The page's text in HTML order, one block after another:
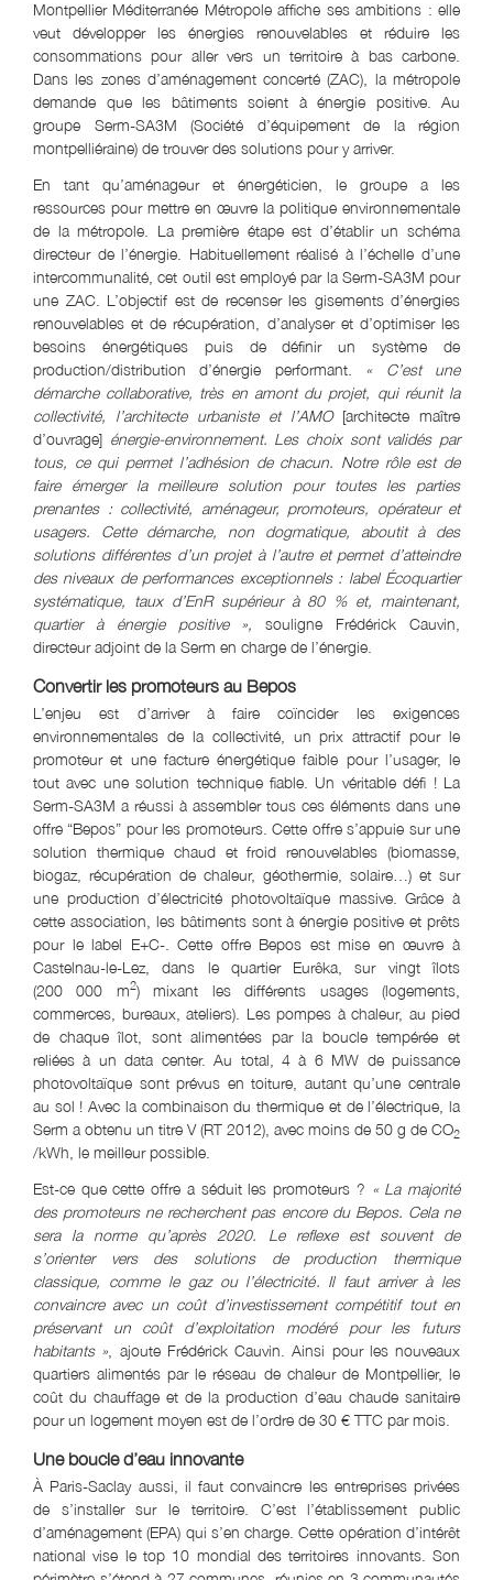
Montpellier Méditerranée Métropole affiche ses ambitions : elle
veut développer les énergies renouvelables et réduire les
consommations pour aller vers un territoire à bas carbone.
Dans les zones d’aménagement concerté (ZAC), la métropole
demande que les bâtiments soient à énergie positive. Au
groupe Serm-SA3M (Société d’équipement de la région
montpelliéraine) de trouver des solutions pour y arriver.
En tant qu’aménageur et énergéticien, le groupe a les
ressources pour mettre en œuvre la politique environnementale
de la métropole. La première étape est d’établir un schéma
directeur de l’énergie. Habituellement réalisé à l’échelle d’une
intercommunalité, cet outil est employé par la Serm-SA3M pour
une ZAC. L’objectif est de recenser les gisements d’énergies
renouvelables et de récupération, d’analyser et d’optimiser les
besoins énergétiques puis de définir un système de
production/distribution d’énergie performant. « C’est une
démarche collaborative, très en amont du projet, qui réunit la
collectivité, l’architecte urbaniste et l’AMO[architecte maître
d’ouvrage] énergie-environnement. Les choix sont validés par
tous, ce qui permet l’adhésion de chacun. Notre rôle est de
faire émerger la meilleure solution pour toutes les parties
prenantes: collectivité, aménageur, promoteurs, opérateur et
usagers. Cette démarche, non dogmatique, aboutit à des
solutions différentes d’un projet à l’autre et permet d’atteindre
des niveaux de performances exceptionnels : label Écoquartier
systématique, taux d’EnR supérieur à 80 % et, maintenant,
quartier à énergie positive »,souligne Frédérick Cauvin,
directeur adjoint de la Serm en charge de l’énergie.
Convertir les promoteurs au Bepos
L’enjeu est d’arriver à faire coïncider les exigences
environnementales de la collectivité, un prix attractif pour le
promoteur et une facture énergétique faible pour l’usager, le
tout avec une solution technique fiable. Un véritable défi ! La
Serm-SA3M a réussi à assembler tous ces éléments dans une
offre “Bepos” pour les promoteurs. Cette offre s’appuie sur une
solution thermique chaud et froid renouvelables (biomasse,
biogaz, récupération de chaleur, géothermie, solaire…) et sur
une production d’électricité photovoltaïque massive. Grâce à
cette association, les bâtiments sont à énergie positive et prêts
pour le label E+C-. Cette offre Bepos est mise en œuvre à
Castelnau-le-Lez, dans le quartier Eurêka, sur vingt îlots
(200 000 m2) mixant les différents usages (logements,
commerces, bureaux, ateliers). Les pompes à chaleur, au pied
de chaque îlot, sont alimentées par la boucle tempérée et
reliées à un data center. Au total, 4 à 6 MW de puissance
photovoltaïque sont prévus en toiture, autant qu’une centrale
au sol ! Avec la combinaison du thermique et de l’électrique, la
Serm a obtenu un titre V (RT 2012), avec moins de 50 g de CO2
/kWh, le meilleur possible.
Est-ce que cette offre a séduit les promoteurs ? « La majorité
des promoteurs ne recherchent pas encore du Bepos. Cela ne
sera la norme qu’après 2020. Le reflexe est souvent de
s’orienter vers des solutions de production thermique
classique, comme le gaz ou l’électricité. Il faut arriver à les
convaincre avec un coût d’investissement compétitif tout en
préservant un coût d’exploitation modéré pour les futurs
habitants » , ajoute Frédérick Cauvin. Ainsi pour les nouveaux
quartiers alimentés par le réseau de chaleur de Montpellier, le
coût du chauffage et de la production d’eau chaude sanitaire
pour un logement moyen est de l’ordre de 30 € TTC par mois.
Une boucle d’eau innovante
À Paris-Saclay aussi, il faut convaincre les entreprises privées
de s’installer sur le territoire. C’est l’établissement public
d’aménagement (EPA) qui s’en charge. Cette opération d’intérêt
national vise le top 10 mondial des territoires innovants. Son